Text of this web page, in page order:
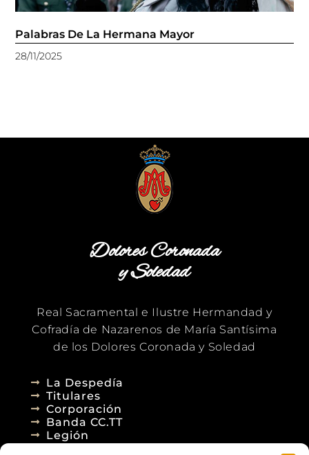
Palabras De La Hermana Mayor
28/11/2025
Dolores Coronada
y Soledad
Real Sacramental e Ilustre Hermandad y
Cofradía de Nazarenos de María Santísima
de los Dolores Coronada y Soledad
La Despedía
Titulares
Corporación
Banda CC.TT
Legión